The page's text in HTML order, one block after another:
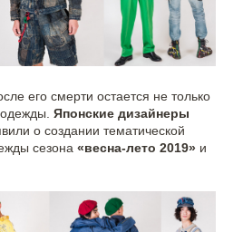
его смерти остается не только
Японские дизайнеры
о создании тематической
сезона «весна-лето 2019» и